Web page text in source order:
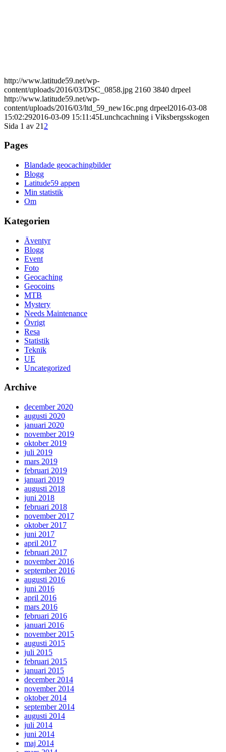
http://www.latitude59.net/wp-
content/uploads/2016/03/DSC_0858.jpg 2160 3840 drpeel
http://www.latitude59.net/wp-
content/uploads/2016/03/ltd_59_new16c.png drpeel2016-03-08
15:02:292016-03-09 15:11:45Lunchcachning i Viksbergsskogen
Sida 1 av 21 2
Pages
Blandade geocachingbilder
Blogg
Latitude59 appen
Min statistik
Om
Kategorien
Äventyr
Blogg
Event
Foto
Geocaching
Geocoins
MTB
Mystery
Needs Maintenance
Övrigt
Resa
Statistik
Teknik
UE
Uncategorized
Archive
december 2020
augusti 2020
januari 2020
november 2019
oktober 2019
juli 2019
mars 2019
februari 2019
januari 2019
augusti 2018
juni 2018
februari 2018
november 2017
oktober 2017
juni 2017
april 2017
februari 2017
november 2016
september 2016
augusti 2016
juni 2016
april 2016
mars 2016
februari 2016
januari 2016
november 2015
augusti 2015
juli 2015
februari 2015
januari 2015
december 2014
november 2014
oktober 2014
september 2014
augusti 2014
juli 2014
juni 2014
maj 2014